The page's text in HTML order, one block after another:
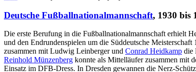
Deutsche Fußballnationalmannschaft, 1930 bis
Die erste Berufung in die Fußballnationalmannschaft erhielt
und den Endrundenspielen um die Süddeutsche
zusammen mit Ludwig Leinberger und Conrad Heidkamp die
Reinhold Münzenberg konnte als Mittelläufer zusammen mit
Einsatz im DFB-Dress. In Dresden gewannen die Nerz-